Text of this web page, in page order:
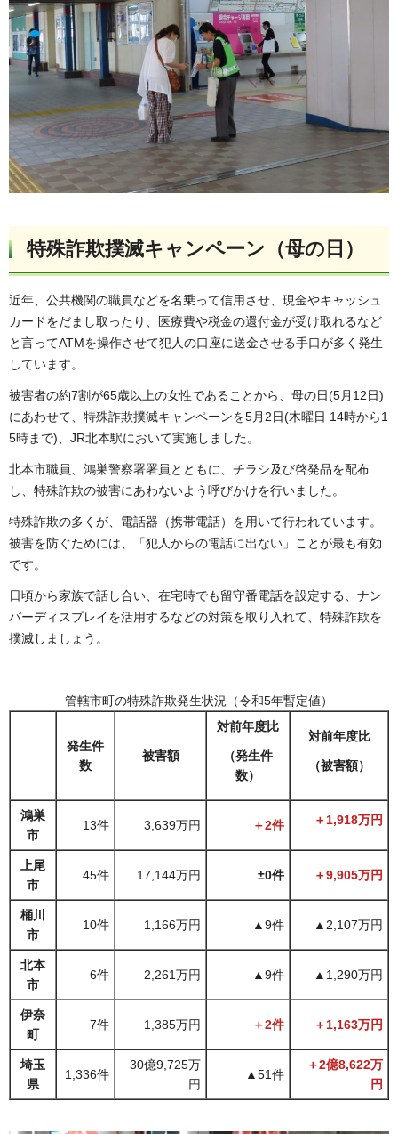
特殊詐欺撲滅キャンペーン（母の日）
近年、公共機関の職員などを名乗って信用させ、現金やキャッシュ
カードをだまし取ったり、医療費や税金の還付金が受け取れるなど
と言ってATMを操作させて犯人の口座に送金させる手口が多く発生
しています。
被害者の約7割が65歳以上の女性であることから、母の日(5月12日)
にあわせて、特殊詐欺撲滅キャンペーンを5月2日(木曜日 14時から1
5時まで)、JR北本駅において実施しました。
北本市職員、鴻巣警察署署員とともに、チラシ及び啓発品を配布
し、特殊詐欺の被害にあわないよう呼びかけを行いました。
特殊詐欺の多くが、電話器（携帯電話）を用いて行われています。
被害を防ぐためには、「犯人からの電話に出ない」ことが最も有効
です。
日頃から家族で話し合い、在宅時でも留守番電話を設定する、ナン
バーディスプレイを活用するなどの対策を取り入れて、特殊詐欺を
撲滅しましょう。
管轄市町の特殊詐欺発生状況（令和5年暫定値）
発生件
数
被害額
対前年度比
（発生件
数）
対前年度比
（被害額）
鴻巣
市
13件 3,639万円 ＋2件 ＋1,918万円
上尾
市
45件 17,144万円 ±0件 ＋9,905万円
桶川
市
10件 1,166万円 ▲9件 ▲2,107万円
北本
市
6件 2,261万円 ▲9件 ▲1,290万円
伊奈
町
7件 1,385万円 ＋2件 ＋1,163万円
埼玉
県
1,336件
30億9,725万
円
▲51件
＋2億8,622万
円